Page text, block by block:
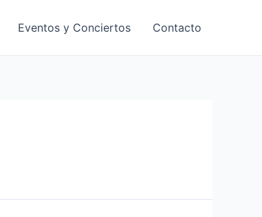
Eventos y Conciertos Contacto